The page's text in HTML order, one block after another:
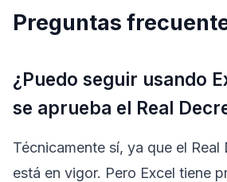
Preguntas
¿Puedo seguir usando
se aprueba el Real
Técnicamente sí, ya que el Real
está en vigor. Pero Excel tiene